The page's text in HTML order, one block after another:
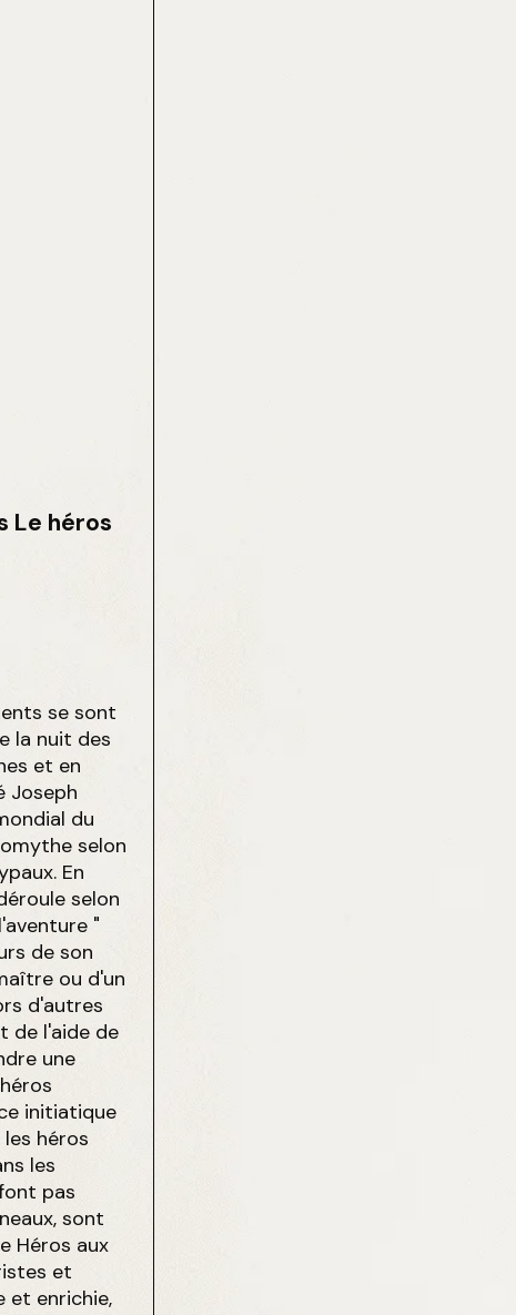
Le héros
se sont
la nuit des
et en
Joseph
du
selon
En
selon
"
de son
ou d'un
d'autres
de l'aide de
une
initiatique
héros
les
pas
sont
Héros aux
et
et enrichie,